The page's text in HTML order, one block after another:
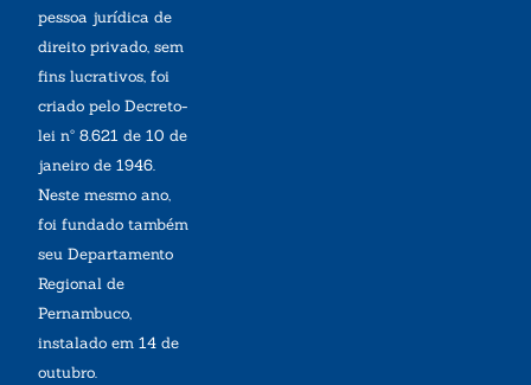
pessoa jurídica de
direito privado, sem
fins lucrativos, foi
criado pelo Decreto-
lei nº 8.621 de 10 de
janeiro de 1946.
Neste mesmo ano,
foi fundado também
seu Departamento
Regional de
Pernambuco,
instalado em 14 de
outubro.